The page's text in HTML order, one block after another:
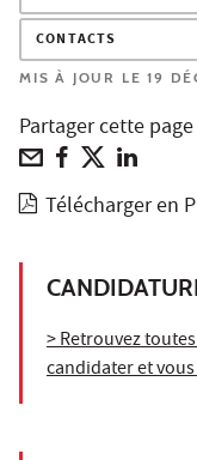
CONTACTS
MIS À JOUR LE 19
Partager cette page
Télécharger en
> Retrouvez
candidater et